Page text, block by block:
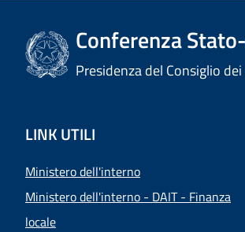
Conferenza
Presidenza del Consiglio
LINK UTILI
Ministero dell'interno
Ministero dell'interno - DAIT - Finanza
locale